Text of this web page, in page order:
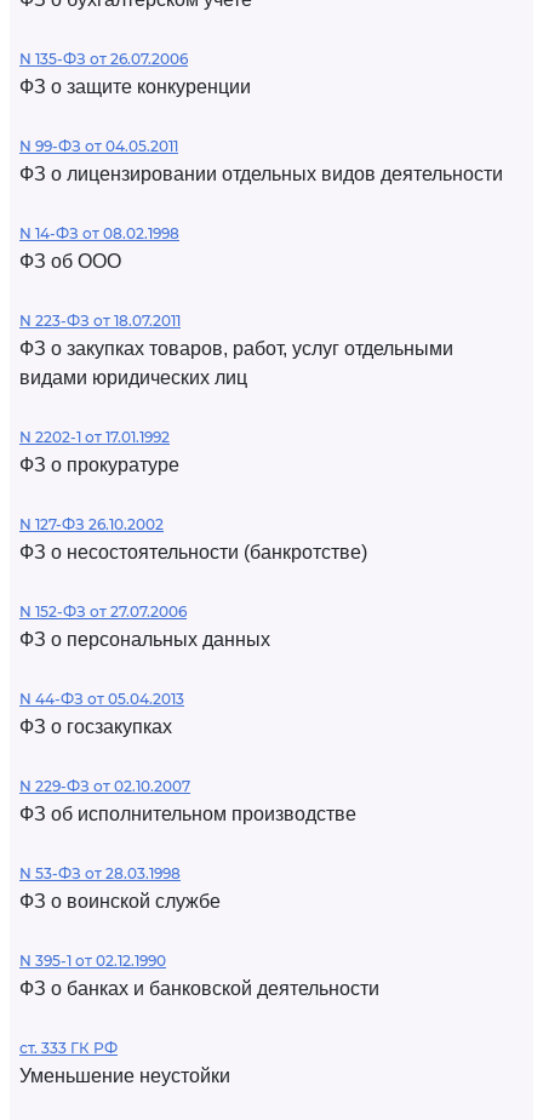
N 135-ФЗ от 26.07.2006
ФЗ о защите конкуренции
N 99-ФЗ от 04.05.2011
ФЗ о лицензировании отдельных видов деятельности
N 14-ФЗ от 08.02.1998
ФЗ об ООО
N 223-ФЗ от 18.07.2011
ФЗ о закупках товаров, работ, услуг отдельными
видами юридических лиц
N 2202-1 от 17.01.1992
ФЗ о прокуратуре
N 127-ФЗ 26.10.2002
ФЗ о несостоятельности (банкротстве)
N 152-ФЗ от 27.07.2006
ФЗ о персональных данных
N 44-ФЗ от 05.04.2013
ФЗ о госзакупках
N 229-ФЗ от 02.10.2007
ФЗ об исполнительном производстве
N 53-ФЗ от 28.03.1998
ФЗ о воинской службе
N 395-1 от 02.12.1990
ФЗ о банках и банковской деятельности
ст. 333 ГК РФ
Уменьшение неустойки